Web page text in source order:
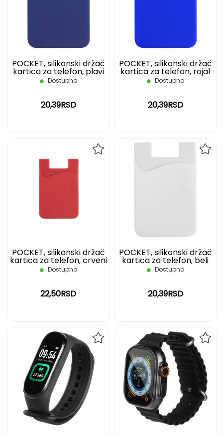
POCKET, silikonski držač
kartica za telefon, plavi
Dostupno
20,39RSD
POCKET, silikonski držač
kartica za telefon, rojal
plavi
Dostupno
20,39RSD
POCKET, silikonski držač
kartica za telefon, crveni
Dostupno
22,50RSD
POCKET, silikonski držač
kartica za telefon, beli
Dostupno
20,39RSD
NA